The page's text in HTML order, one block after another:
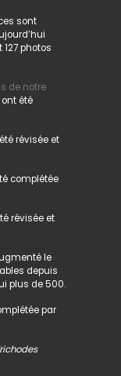
sont
photos
de notre
été
révisée et
complétée
révisée et
le
depuis
plus de 500.
par